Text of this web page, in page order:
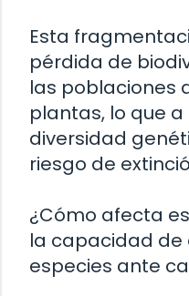
Esta
pérdida de
las poblaciones
plantas, lo que a
diversidad
riesgo de
¿Cómo afecta
la capacidad
especies ante